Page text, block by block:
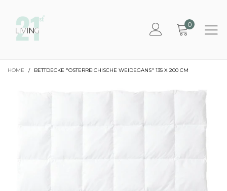
0
HOME / BETTDECKE "ÖSTERREICHISCHE WEIDEGANS" 135 X 200 CM